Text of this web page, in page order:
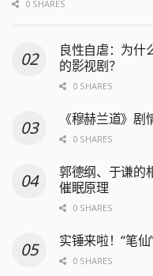
0 SHARES
良性自虐：为什
的影视剧？
0 SHARES
《穆赫兰道》剧
0 SHARES
郭德纲、于谦的
催眠原理
0 SHARES
实锤来啦！“笔
0 SHARES